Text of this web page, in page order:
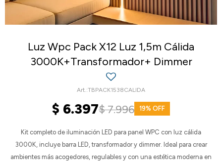
Luz Wpc Pack X12 Luz 1,5m Cálida
3000K+Transformador+ Dimmer
TBPACK1538CALIDA
$ 6.397$7.996 19
Kit completo de iluminación LED para panel WPC con luz cálida
3000K, incluye barra LED, transformador y dimmer. Ideal para crear
ambientes más acogedores, regulables y con una estética moderna en